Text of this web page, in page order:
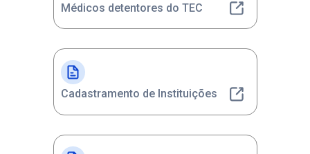
Médicos detentores do TEC
Cadastramento de Instituições